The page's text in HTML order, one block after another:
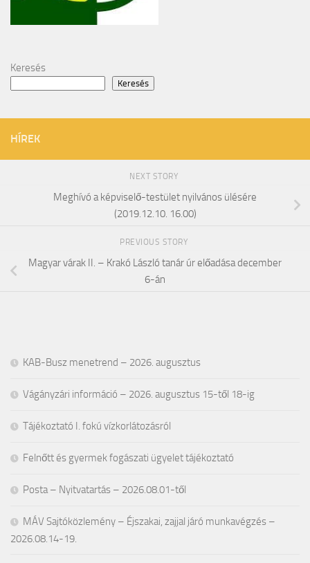
Keresés
Keresés
HÍREK
NEXT STORY
Meghívó a képviselő-testület nyilvános ülésére
(2019.12.10. 16.00)
PREVIOUS STORY
Magyar várak II. – Krakó László tanár úr előadása december
6-án
KAB-Busz menetrend – 2026. augusztus
Vágányzári információ – 2026. augusztus 15-től 18-ig
Tájékoztató I. fokú vízkorlátozásról
Felnőtt és gyermek fogászati ügyelet tájékoztató
Posta – Nyitvatartás – 2026.08.01-től
MÁV Sajtóközlemény – Éjszakai, zajjal járó munkavégzés –
2026.08.14-19.